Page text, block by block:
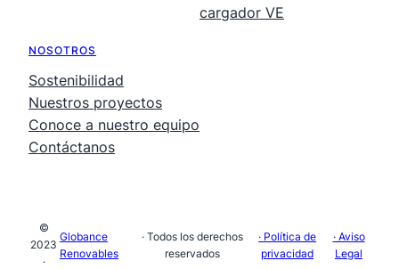
cargador VE
NOSOTROS
Sostenibilidad
Nuestros proyectos
Conoce a nuestro equipo
Contáctanos
©
2023
·
Globance
Renovables
· Todos los derechos
reservados
· Política de
privacidad
· Aviso
Legal